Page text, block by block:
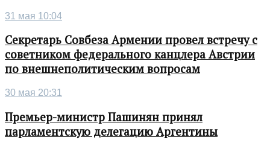
31 мая 10:04
Секретарь Совбеза Армении провел встречу с
советником федерального канцлера Австрии
по внешнеполитическим вопросам
30 мая 20:31
Премьер-министр Пашинян принял
парламентскую делегацию Аргентины